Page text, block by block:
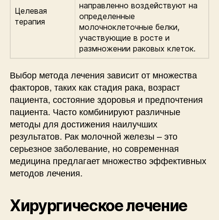
Целевая
терапия
направленно воздействуют на
определенные
молочноклеточные белки,
участвующие в росте и
размножении раковых клеток.
Выбор метода лечения зависит от множества
факторов, таких как стадия рака, возраст
пациента, состояние здоровья и предпочтения
пациента. Часто комбинируют различные
методы для достижения наилучших
результатов. Рак молочной железы – это
серьезное заболевание, но современная
медицина предлагает множество эффективных
методов лечения.
Хирургическое лечение